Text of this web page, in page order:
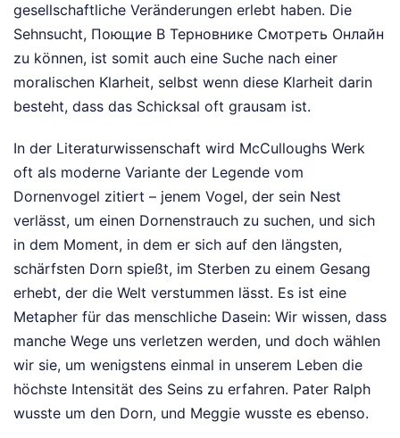
gesellschaftliche Veränderungen erlebt haben. Die
Sehnsucht, Поющие В Терновнике Смотреть Онлайн
zu können, ist somit auch eine Suche nach einer
moralischen Klarheit, selbst wenn diese Klarheit darin
besteht, dass das Schicksal oft grausam ist.
In der Literaturwissenschaft wird McCulloughs Werk
oft als moderne Variante der Legende vom
Dornenvogel zitiert – jenem Vogel, der sein Nest
verlässt, um einen Dornenstrauch zu suchen, und sich
in dem Moment, in dem er sich auf den längsten,
schärfsten Dorn spießt, im Sterben zu einem Gesang
erhebt, der die Welt verstummen lässt. Es ist eine
Metapher für das menschliche Dasein: Wir wissen, dass
manche Wege uns verletzen werden, und doch wählen
wir sie, um wenigstens einmal in unserem Leben die
höchste Intensität des Seins zu erfahren. Pater Ralph
wusste um den Dorn, und Meggie wusste es ebenso.